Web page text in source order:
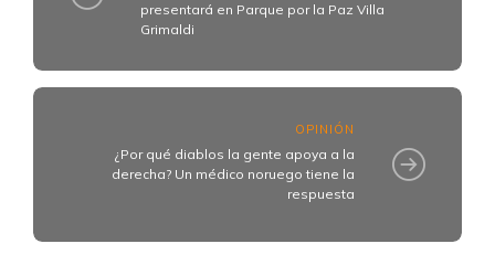
presentará en Parque por la Paz Villa
Grimaldi
OPINIÓN
¿Por qué diablos la gente apoya a la
derecha? Un médico noruego tiene la
respuesta